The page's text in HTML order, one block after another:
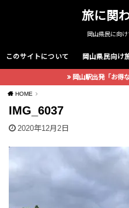
旅に関
岡山県民に向
このサイトについて 岡山県民向け
岡山駅出発「お得
HOME
IMG_6037
2020年12月2日